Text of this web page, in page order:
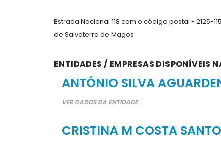
Estrada Nacional 118 com o código postal -
de Salvaterra de Magos
ENTIDADES / EMPRESAS DISPONÍVEIS
ANTÓNIO SILVA
VER DADOS DA ENTIDADE
CRISTINA M COSTA